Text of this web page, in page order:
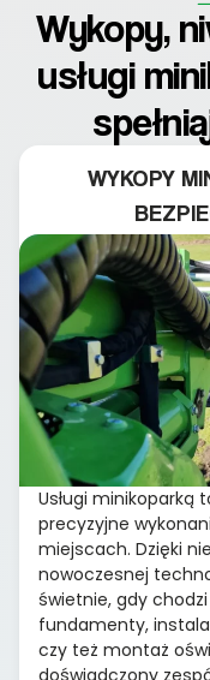
Wykopy,
usługi
WYKOPY
Usługi minikoparką
precyzyjne
miejscach. Dzięki
nowoczesnej
świetnie, gdy
fundamenty,
czy też montaż